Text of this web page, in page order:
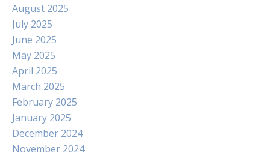
August 2025
July 2025
June 2025
May 2025
April 2025
March 2025
February 2025
January 2025
December 2024
November 2024